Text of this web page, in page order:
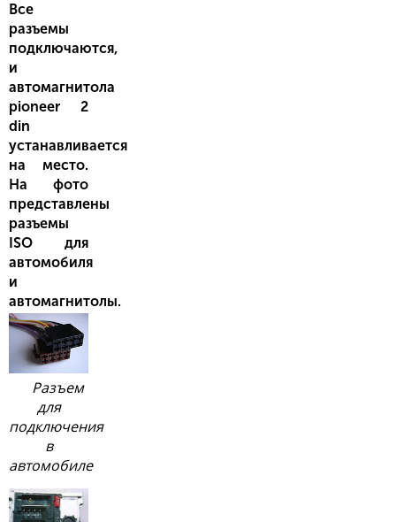
Все
разъемы
подключаются,
и
автомагнитола
pioneer 2
din
устанавливается
на место.
На фото
представлены
разъемы
ISO для
автомобиля
и
автомагнитолы.
Разъем
для
подключения
в
автомобиле